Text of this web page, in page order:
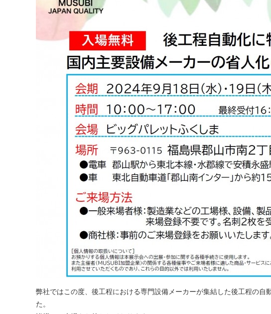
弊社ではこの度、後工程における専門設備メーカーが集結した後工程の
た。